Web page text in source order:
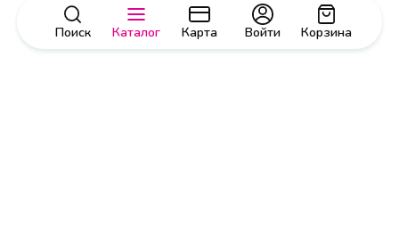
Поиск Каталог Карта Корзина
Войти